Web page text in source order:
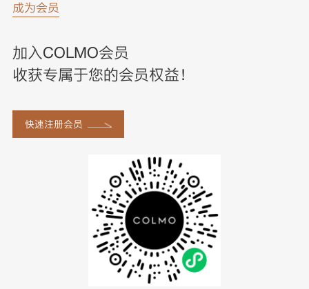
成为会员
加入COLMO会员
收获专属于您的会员权益！
快速注册会员